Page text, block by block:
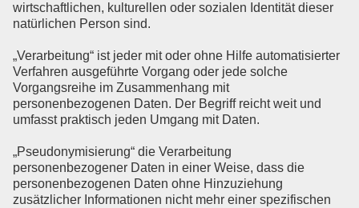
wirtschaftlichen, kulturellen oder sozialen Identität dieser
natürlichen Person sind.
„Verarbeitung“ ist jeder mit oder ohne Hilfe automatisierter
Verfahren ausgeführte Vorgang oder jede solche
Vorgangsreihe im Zusammenhang mit
personenbezogenen Daten. Der Begriff reicht weit und
umfasst praktisch jeden Umgang mit Daten.
„Pseudonymisierung“ die Verarbeitung
personenbezogener Daten in einer Weise, dass die
personenbezogenen Daten ohne Hinzuziehung
zusätzlicher Informationen nicht mehr einer spezifischen